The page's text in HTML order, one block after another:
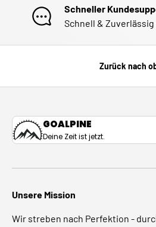
Schneller
Schnell &
Zurück nach
GOALPINE
Deine Zeit ist jetzt.
Unsere Mission
Wir streben nach Perfektion -